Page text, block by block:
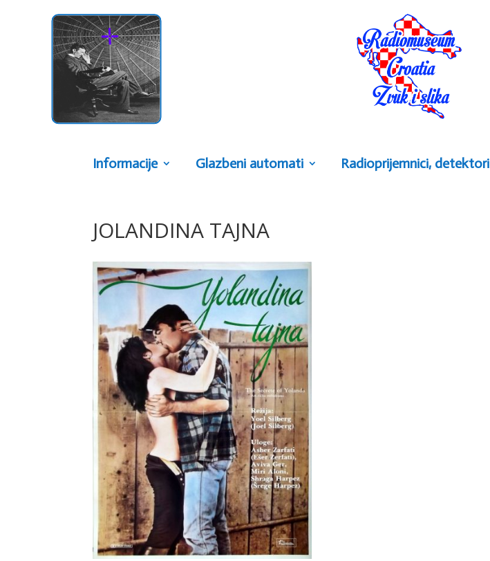
Informacije Glazbeni automati Radioprijemnici, detektori
JOLANDINA TAJNA